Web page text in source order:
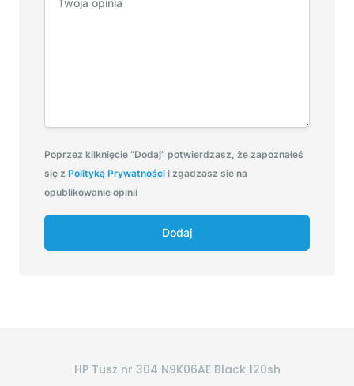
Poprzez kilknięcie “Dodaj” potwierdzasz, że zapoznałeś
się z Polityką Prywatności i zgadzasz sie na
opublikowanie opinii
Dodaj
HP Tusz nr 304 N9K06AE Black 120sh